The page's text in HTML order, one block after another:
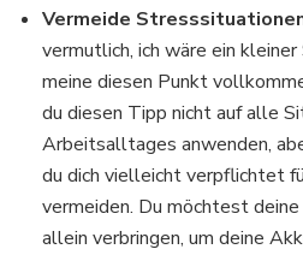
Vermeide
vermutlich, ich wäre ein kleiner
meine diesen Punkt
du diesen Tipp nicht auf alle
Arbeitsalltages anwenden,
du dich vielleicht verpflichtet
vermeiden. Du möchtest
allein verbringen, um deine